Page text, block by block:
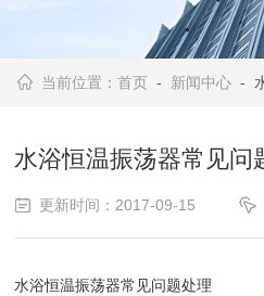
当前位置：首页 - 新闻中心 -
水浴恒温振荡器常见问
更新时间：2017-09-15
水浴恒温振荡器常见问题处理